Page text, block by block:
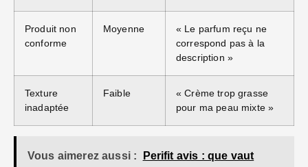
Produit non
conforme
Moyenne
« Le parfum reçu ne
correspond pas à la
description »
Texture
inadaptée
Faible
« Crème trop grasse
pour ma peau mixte »
Vous aimerez aussi :
Perifit avis : que vaut